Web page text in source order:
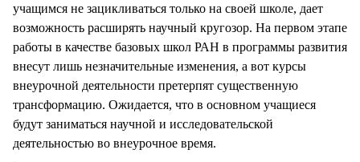
учащимся не зацикливаться только на своей школе, дает
возможность расширять научный кругозор. На первом этапе
работы в качестве базовых школ РАН в программы развития
внесут лишь незначительные изменения, а вот курсы
внеурочной деятельности претерпят существенную
трансформацию. Ожидается, что в основном учащиеся
будут заниматься научной и исследовательской
деятельностью во внеурочное время.